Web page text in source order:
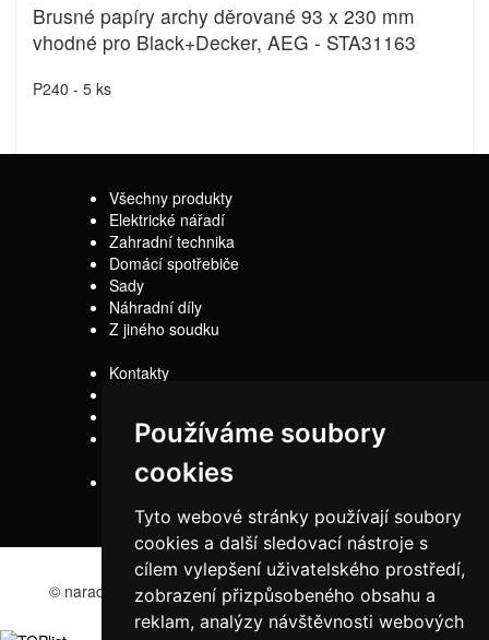
Používáme soubory
cookies
Tyto webové stránky používají soubory
cookies a další sledovací nástroje s
cílem vylepšení uživatelského prostředí,
zobrazení přizpůsobeného obsahu a
reklam, analýzy návštěvnosti webových
Brusné papíry archy děrované 93 x 230 mm
vhodné pro Black+Decker, AEG - STA31163
P240 - 5 ks
Všechny produkty
Elektrické nářadí
Zahradní technika
Domácí spotřebiče
Sady
Náhradní díly
Z jiného soudku
Kontakty
Obchodní
Reklamační řád
© naradi-bd.cz 2016